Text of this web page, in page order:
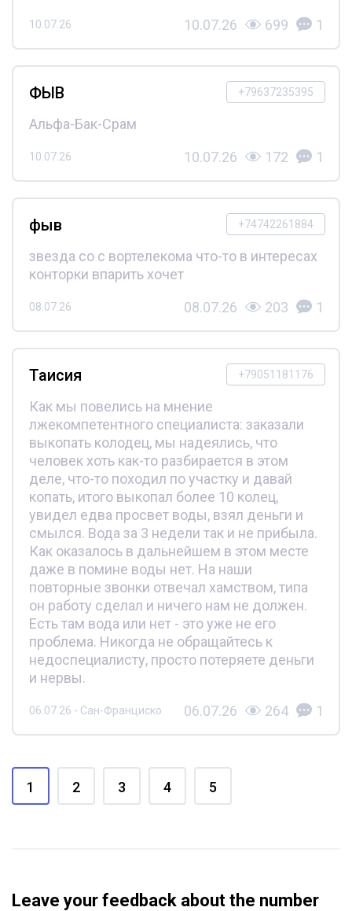
10.07.26 10.07.26 699 1
+79637235395
ФЫВ
Альфа-Бак-Срам
10.07.26 10.07.26 172 1
+74742261884
фыв
звезда со с вортелекома что-то в интересах
конторки впарить хочет
08.07.26 08.07.26 203 1
+79051181176
Таисия
Как мы повелись на мнение
лжекомпетентного специалиста: заказали
выкопать колодец, мы надеялись, что
человек хоть как-то разбирается в этом
деле, что-то походил по участку и давай
копать, итого выкопал более 10 колец,
увидел едва просвет воды, взял деньги и
смылся. Вода за 3 недели так и не прибыла.
Как оказалось в дальнейшем в этом месте
даже в помине воды нет. На наши
повторные звонки отвечал хамством, типа
он работу сделал и ничего нам не должен.
Есть там вода или нет - это уже не его
проблема. Никогда не обращайтесь к
недоспециалисту, просто потеряете деньги
и нервы.
06.07.26 - Сан-Франциско 06.07.26 264 1
1 2 3 4 5
Leave your feedback about the number